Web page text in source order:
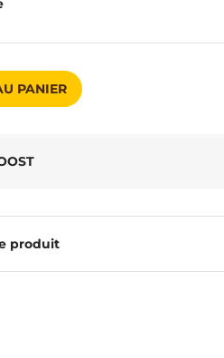
PANIER
produit